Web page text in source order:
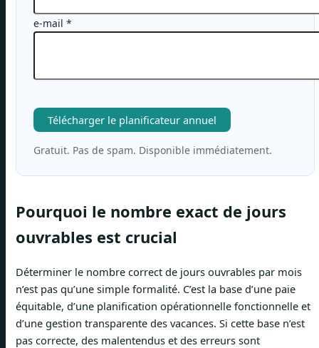
e-mail *
Télécharger le planificateur annuel
Gratuit. Pas de spam. Disponible immédiatement.
Pourquoi le nombre exact de jours
ouvrables est crucial
Déterminer le nombre correct de jours ouvrables par mois
n’est pas qu’une simple formalité. C’est la base d’une paie
équitable, d’une planification opérationnelle fonctionnelle et
d’une gestion transparente des vacances. Si cette base n’est
pas correcte, des malentendus et des erreurs sont